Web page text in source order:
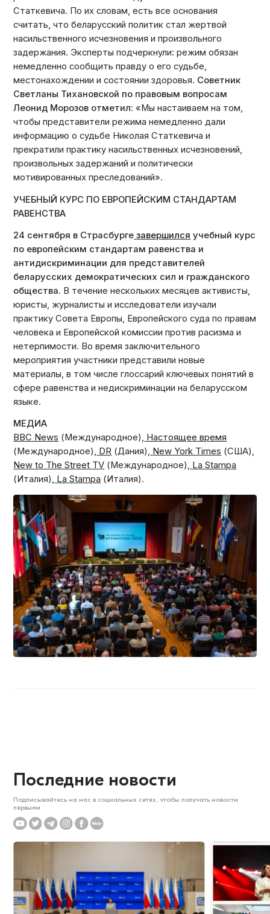
Статкевича. По их словам, есть все основания
считать, что беларусский политик стал жертвой
насильственного исчезновения и произвольного
задержания. Эксперты подчеркнули: режим обязан
немедленно сообщить правду о его судьбе,
местонахождении и состоянии здоровья. Советник
Светланы Тихановской по правовым вопросам
Леонид Морозов отметил: «Мы настаиваем на том,
чтобы представители режима немедленно дали
информацию о судьбе Николая Статкевича и
прекратили практику насильственных исчезновений,
произвольных задержаний и политически
мотивированных преследований».
УЧЕБНЫЙ КУРС ПО ЕВРОПЕЙСКИМ СТАНДАРТАМ
РАВЕНСТВА
24 сентября в Страсбурге завершился учебный курс
по европейским стандартам равенства и
антидискриминации для представителей
беларусских демократических сил и гражданского
общества. В течение нескольких месяцев активисты,
юристы, журналисты и исследователи изучали
практику Совета Европы, Европейского суда по правам
человека и Европейской комиссии против расизма и
нетерпимости. Во время заключительного
мероприятия участники представили новые
материалы, в том числе глоссарий ключевых понятий в
сфере равенства и недискриминации на беларусском
языке.
МЕДИА
BBC News (Международное), Настоящее время
(Международное), DR (Дания), New York Times (США),
New to The Street TV (Международное), La Stampa
(Италия), La Stampa (Италия).
Последние новости
Подписывайтесь на нас в социальных сетях, чтобы получать новости
первыми